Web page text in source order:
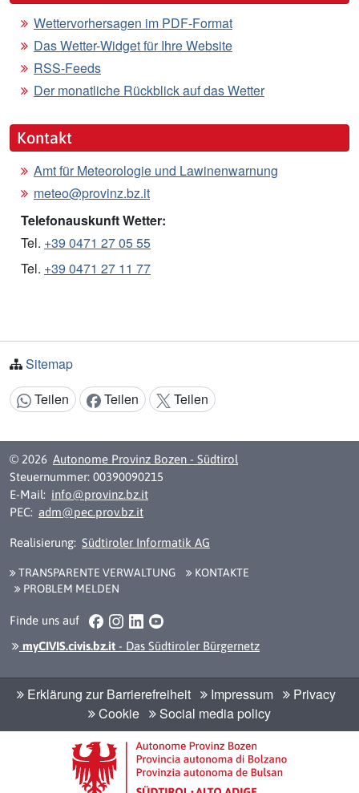
Wettervorhersagen im PDF-Format
Das Wetter-Widget für Ihre Website
RSS-Feeds
Der monatliche Rückblick auf das Wetter
Kontakt
Amt für Meteorologie und Lawinenwarnung
meteo@provinz.bz.it
Telefonauskunft Wetter:
Tel. +39 0471 27 05 55
Tel. +39 0471 27 11 77
Sitemap
Inhalt teilen:
Teilen Teilen Teilen
© 2026 Autonome Provinz Bozen - Südtirol
Steuernummer: 00390090215
E-Mail: info@provinz.bz.it
PEC: adm@pec.prov.bz.it
Realisierung: Südtiroler Informatik AG
TRANSPARENTE VERWALTUNG
KONTAKTE
PROBLEM MELDEN
Finde uns auf Facebook
Instagram
LinkedInYouTube
myCIVIS.civis.bz.it - Das Südtiroler Bürgernetz
Erklärung zur Barrierefreiheit Impressum
Privacy
Cookie
Social media policy